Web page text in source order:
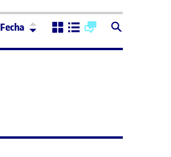
Fecha Ordenar:Descendente